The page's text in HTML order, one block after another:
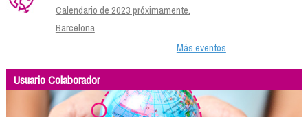
Calendario de 2023 próximamente.
Barcelona
Más eventos
Usuario Colaborador